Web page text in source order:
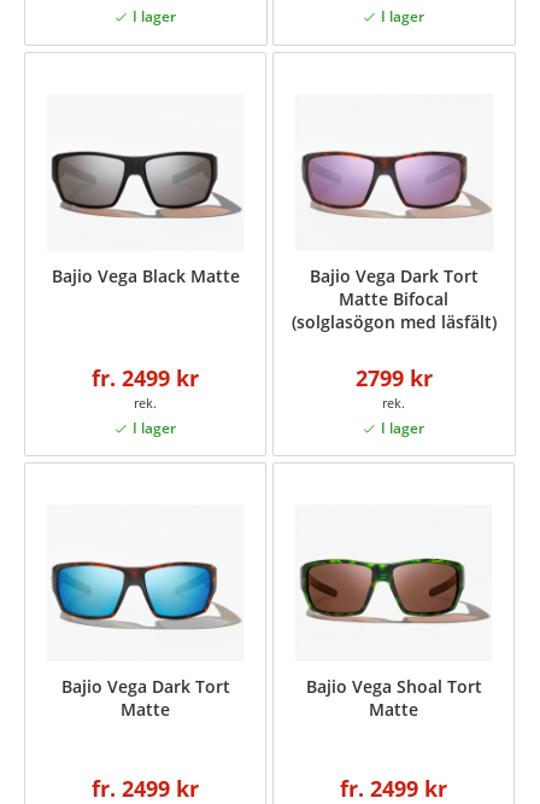
Bajio Vega Black Matte
fr. 2499 kr
Bajio Vega Dark Tort
Matte Bifocal
(solglasögon med läsfält)
2799 kr
Bajio Vega Dark Tort
Matte
fr. 2499 kr
Bajio Vega Shoal Tort
Matte
fr. 2499 kr